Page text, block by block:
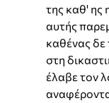
της καθ' ης
αυτής
καθένας δε
στη
έλαβε τον